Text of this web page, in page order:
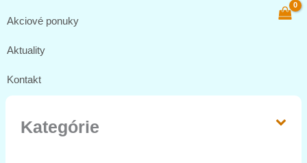
Akciové ponuky
Aktuality
Kontakt
Kategórie